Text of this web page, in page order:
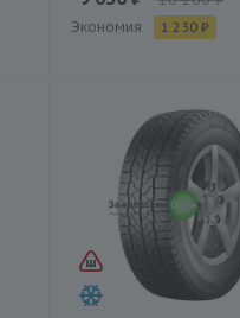
Экономия 1 230 ₽